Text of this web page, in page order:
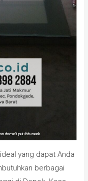
yang dapat Anda
berbagai